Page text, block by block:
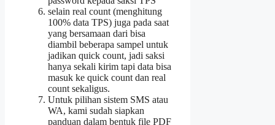
selain real count (menghitung
100% data TPS) juga pada saat
yang bersamaan dari bisa
diambil beberapa sampel untuk
jadikan quick count, jadi saksi
hanya sekali kirim tapi data bisa
masuk ke quick count dan real
count sekaligus.
Untuk pilihan sistem SMS atau
WA, kami sudah siapkan
panduan dalam bentuk file PDF